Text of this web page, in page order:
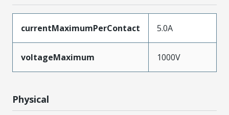
currentMaximumPerContact 5.0A
voltageMaximum 1000V
Physical